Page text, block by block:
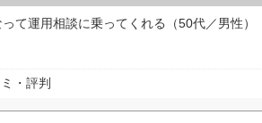
て運用相談に乗ってくれる（50代／男性）
・評判